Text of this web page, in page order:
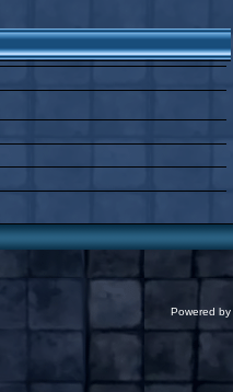
Powered by